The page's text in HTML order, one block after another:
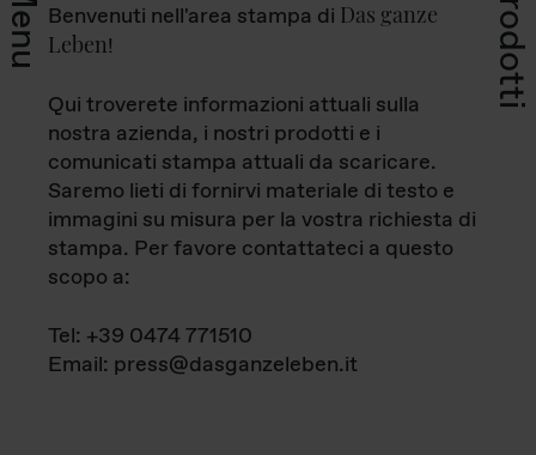
Menu Prodotti
Benvenuti nell'area stampa di Das ganze
Leben!
Qui troverete informazioni attuali sulla
nostra azienda, i nostri prodotti e i
comunicati stampa attuali da scaricare.
Saremo lieti di fornirvi materiale di testo e
immagini su misura per la vostra richiesta di
stampa. Per favore contattateci a questo
scopo a:
Tel: +39 0474 771510
Email: press@dasganzeleben.it